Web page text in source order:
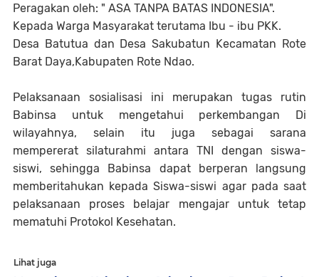
Peragakan oleh: " ASA TANPA BATAS INDONESIA".
Kepada Warga Masyarakat terutama Ibu - ibu PKK.
Desa Batutua dan Desa Sakubatun Kecamatan Rote
Barat Daya,Kabupaten Rote Ndao.
Pelaksanaan sosialisasi ini merupakan tugas rutin
Babinsa untuk mengetahui perkembangan Di
wilayahnya, selain itu juga sebagai sarana
mempererat silaturahmi antara TNI dengan siswa-
siswi, sehingga Babinsa dapat berperan langsung
memberitahukan kepada Siswa-siswi agar pada saat
pelaksanaan proses belajar mengajar untuk tetap
mematuhi Protokol Kesehatan.
Lihat juga